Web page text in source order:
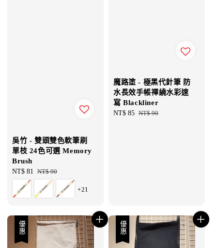
吳竹 - 雙頭雙色軟筆刷
單枝 24色可選 Memory
Brush
Sale
price
NT$ 81
Regular
price
NT$ 90
+21
魔路塗 - 極黑代針筆 防
水長效手帳禪繞水彩速
寫 Blackliner
Sale
NT$ 85 Regular
NT$ 90
優惠 優惠